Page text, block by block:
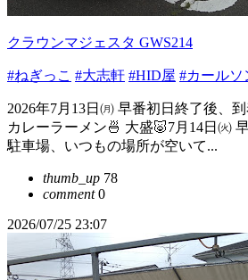
クラウンマジェスタ GWS214
#ねぎっこ #大志軒 #HID屋 #カールソ
2026年7月13日㈪ 早番初日終了後、
カレーラーメン🍜 大盛🐷7月14日㈫
駐車場、いつもの場所が空いて...
thumb_up 78
comment0
2026/07/25 23:07